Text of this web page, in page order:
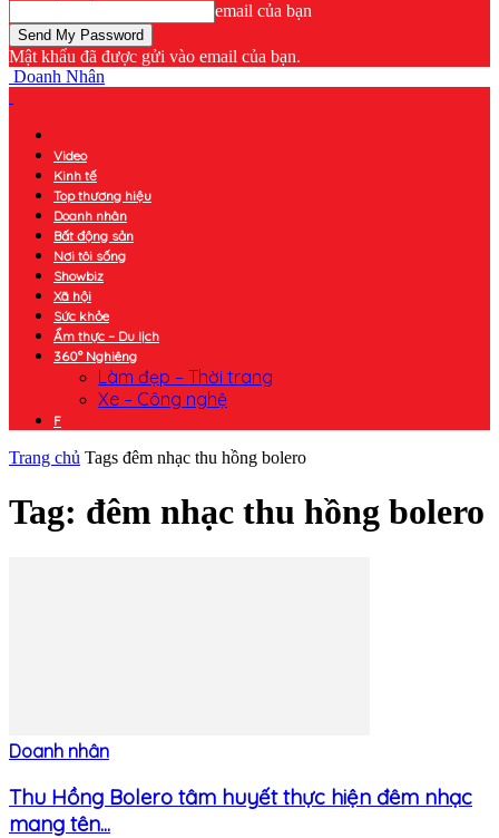
email của bạn
Mật khẩu đã được gửi vào email của bạn.
Doanh Nhân
Video
Kinh tế
Top thương hiệu
Doanh nhân
Bất động sản
Nơi tôi sống
Showbiz
Xã hội
Sức khỏe
Ẩm thực – Du lịch
360° Nghiêng
Làm đẹp – Thời trang
Xe – Công nghệ
F
Trang chủ Tags đêm nhạc thu hồng bolero
Tag: đêm nhạc thu hồng bolero
Doanh nhân
Thu Hồng Bolero tâm huyết thực hiện đêm nhạc
mang tên...